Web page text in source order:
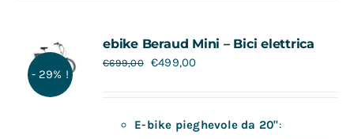
- 29% !
ebike Beraud Mini – Bici elettrica
€699,00 €499,00
E-bike pieghevole da 20":